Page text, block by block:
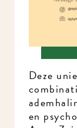
Deze
en